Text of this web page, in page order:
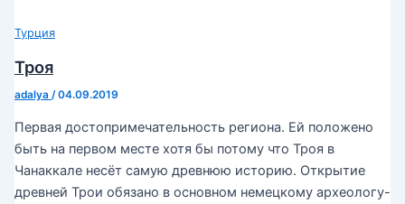
Турция
Троя
adalya /04.09.2019
Первая достопримечательность региона. Ей положено
быть на первом месте хотя бы потому что Троя в
Чанаккале несёт самую древнюю историю. Открытие
древней Трои обязано в основном немецкому археологу-